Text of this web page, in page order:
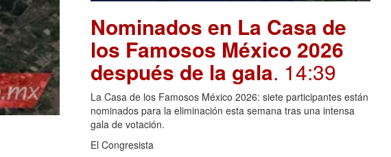
Nominados en La Casa de
los Famosos México 2026
después de la gala. 14:39
La Casa de los Famosos México 2026: siete participantes están
nominados para la eliminación esta semana tras una intensa
gala de votación.
El Congresista